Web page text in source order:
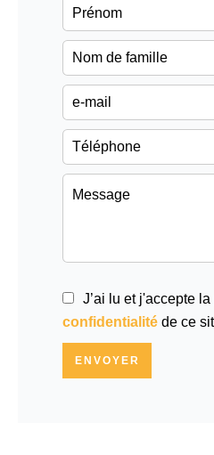
J’ai lu et j'accepte la
confidentialité de ce
ENVOYER